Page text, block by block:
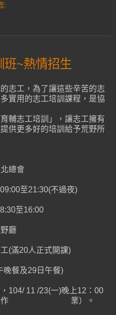
:
班~熱情招生
志工，為了讓這些辛苦的志
實用的志工培訓課程，是協
輔志工培訓」，讓志工擁有
供更多好的培訓給予荒野所
總會
至21:30(不過夜)
至16:00
廳
(滿20人正式開課)
晚餐及29日午餐)
104/ 11 /23(一)晚上12：00
，以利作 業）。